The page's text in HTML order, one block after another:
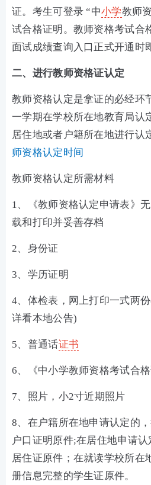
证。考生可登录 “中小学教师
试合格证明。教师资格考试合
面试成绩查询入口正式开通时
二、进行教师资格证认定
教师资格认定是拿证的必经环
一学期在学校所在地教育局认
居住地或者户籍所在地进行认
师资格认定时间
教师资格认定所需材料
1、《教师资格认定申请表》
载和打印并妥善存档
2、身份证
3、学历证明
4、体检表，网上打印一式两
详看本地公告)
5、普通话证书
6、《中小学教师资格考试合格
7、照片，小2寸近期照片
8、在户籍所在地申请认定的
户口证明原件;在居住地申请
居住证原件；在就读学校所在
册信息完整的学生证原件。